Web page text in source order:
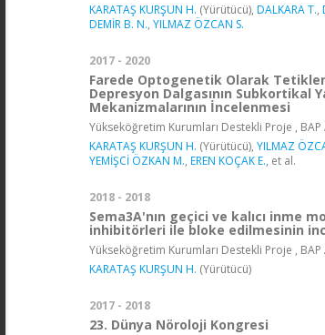
KARATAŞ KURŞUN H. (Yürütücü), DALKARA T.,
DEMİR B. N., YILMAZ ÖZCAN S.
2017 - 2020
Farede Optogenetik Olarak
Depresyon Dalgasının Subkortikal
Mekanizmalarının İncelenmesi
Yükseköğretim Kurumları Destekli Proje ,
KARATAŞ KURŞUN H. (Yürütücü), YILMAZ
YEMİŞCİ ÖZKAN M., EREN KOÇAK E., et al.
2018 - 2018
Sema3A'nın geçici ve kalıcı inme
inhibitörleri ile bloke edilmesinin
Yükseköğretim Kurumları Destekli Proje ,
KARATAŞ KURŞUN H. (Yürütücü)
2017 - 2018
23. Dünya Nöroloji Kongresi